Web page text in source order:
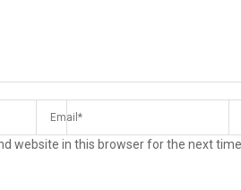
website in this browser for the next